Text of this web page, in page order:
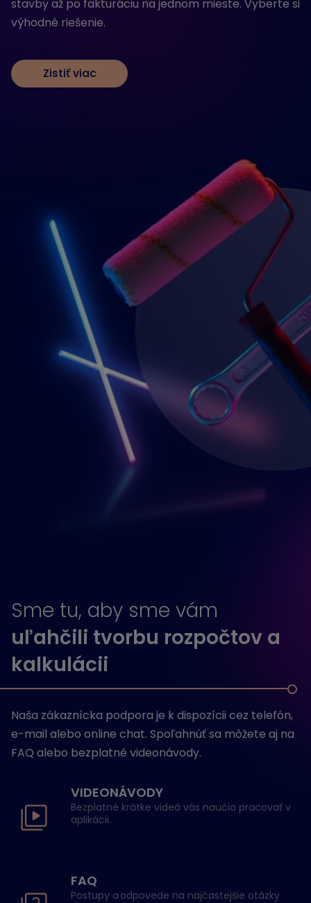
stavby až po fakturáciu na jednom mieste. Vyberte si
výhodné riešenie.
Zistiť viac
Sme tu, aby sme vám
uľahčili tvorbu rozpočtov a
kalkulácii
Naša zákaznícka podpora je k dispozícii cez telefón,
e-mail alebo online chat. Spoľahnúť sa môžete aj na
FAQ alebo bezplatné videonávody.
VIDEONÁVODY
Bezplatné krátke videá vás naučia pracovať v
aplikácii.
FAQ
Postupy a odpovede na najčastejšie otázky